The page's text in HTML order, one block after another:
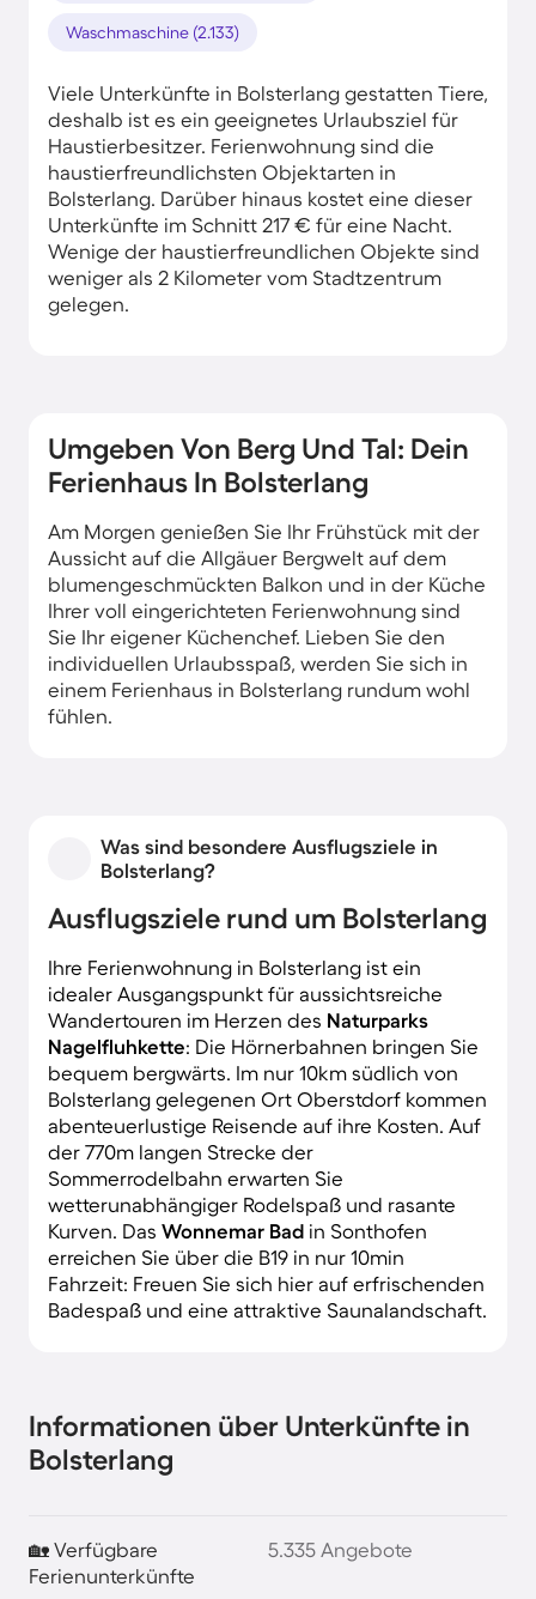
Waschmaschine (2.133)
Viele Unterkünfte in Bolsterlang gestatten Tiere,
deshalb ist es ein geeignetes Urlaubsziel für
Haustierbesitzer. Ferienwohnung sind die
haustierfreundlichsten Objektarten in
Bolsterlang. Darüber hinaus kostet eine dieser
Unterkünfte im Schnitt 217 € für eine Nacht.
Wenige der haustierfreundlichen Objekte sind
weniger als 2 Kilometer vom Stadtzentrum
gelegen.
Umgeben Von Berg Und Tal: Dein
Ferienhaus In Bolsterlang
Am Morgen genießen Sie Ihr Frühstück mit der
Aussicht auf die Allgäuer Bergwelt auf dem
blumengeschmückten Balkon und in der Küche
Ihrer voll eingerichteten Ferienwohnung sind
Sie Ihr eigener Küchenchef. Lieben Sie den
individuellen Urlaubsspaß, werden Sie sich in
einem Ferienhaus in Bolsterlang rundum wohl
fühlen.
Was sind besondere Ausflugsziele in
Bolsterlang?
Ausflugsziele rund um Bolsterlang
Ihre Ferienwohnung in Bolsterlang ist ein
idealer Ausgangspunkt für aussichtsreiche
Wandertouren im Herzen des Naturparks
Nagelfluhkette: Die Hörnerbahnen bringen Sie
bequem bergwärts. Im nur 10km südlich von
Bolsterlang gelegenen Ort Oberstdorf kommen
abenteuerlustige Reisende auf ihre Kosten. Auf
der 770m langen Strecke der
Sommerrodelbahn erwarten Sie
wetterunabhängiger Rodelspaß und rasante
Kurven. Das Wonnemar Bad in Sonthofen
erreichen Sie über die B19 in nur 10min
Fahrzeit: Freuen Sie sich hier auf erfrischenden
Badespaß und eine attraktive Saunalandschaft.
Informationen über Unterkünfte in
Bolsterlang
🏡 Verfügbare
Ferienunterkünfte
5.335 Angebote